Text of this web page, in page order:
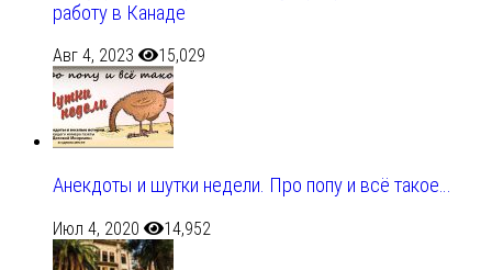
работу в Канаде
Авг 4, 2023 15,029
Анекдоты и шутки недели. Про попу и всё такое…
Июл 4, 2020 14,952